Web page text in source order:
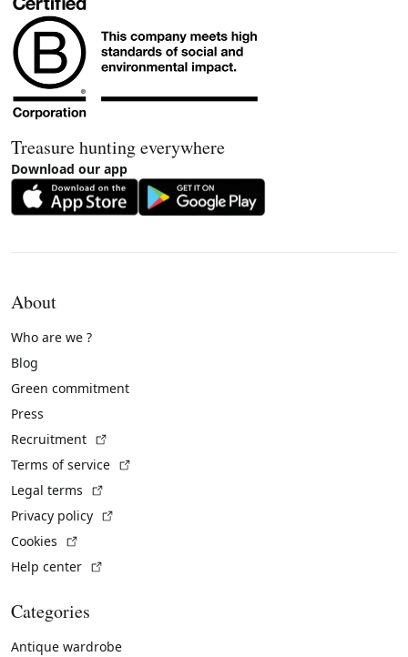
Treasure hunting everywhere
Download our app
About
Who are we ?
Blog
Green commitment
Press
Recruitment
Terms of service
Legal terms
Privacy policy
Cookies
Help center
Categories
Antique wardrobe